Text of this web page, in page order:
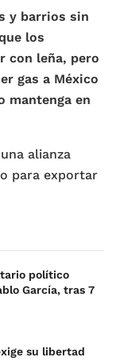
y barrios sin
los
con leña, pero
gas a México
mantenga en
alianza
para exportar
político
García, tras 7
su libertad